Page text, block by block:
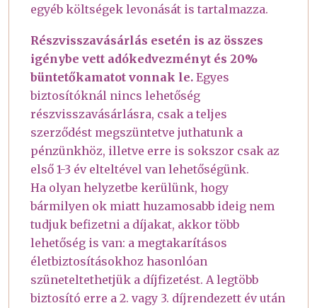
egyéb költségek levonását is tartalmazza.
Részvisszavásárlás esetén is az összes
igénybe vett adókedvezményt és 20%
büntetőkamatot vonnak le. Egyes
biztosítóknál nincs lehetőség
részvisszavásárlásra, csak a teljes
szerződést megszüntetve juthatunk a
pénzünkhöz, illetve erre is sokszor csak az
első 1-3 év elteltével van lehetőségünk.
Ha olyan helyzetbe kerülünk, hogy
bármilyen ok miatt huzamosabb ideig nem
tudjuk befizetni a díjakat, akkor több
lehetőség is van: a megtakarításos
életbiztosításokhoz hasonlóan
szüneteltethetjük a díjfizetést. A legtöbb
biztosító erre a 2. vagy 3. díjrendezett év után